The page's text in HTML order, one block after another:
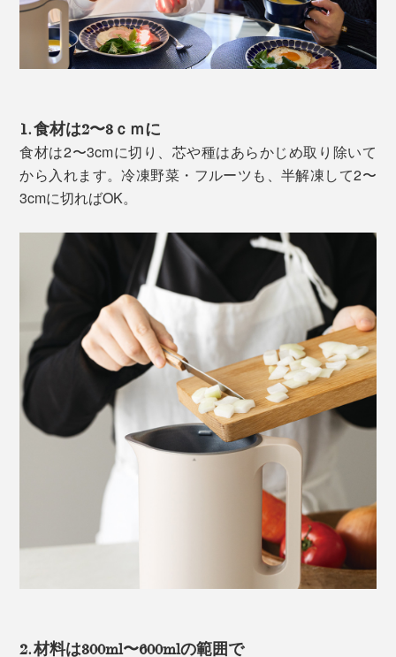
1. 食材は2〜3ｃｍに
食材は2〜3cmに切り、芯や種はあらかじめ取り除いて
から入れます。冷凍野菜・フルーツも、半解凍して2〜
3cmに切ればOK。
2. 材料は300ml〜600mlの範囲で